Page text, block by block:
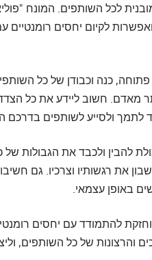
לכל השותפים. המונח
לקיום יחסים
כנה וכבודן של כל
מאדם. חשוב ליידע את כל
לתמך ולסייע לשותפים בדרכם
להבין ולכבד את הגבולות של
את רגשותיו וצרכיו. גם
באופן עצמאי.
להתמודד עם יחסים
והרצונות של כל השותפים,